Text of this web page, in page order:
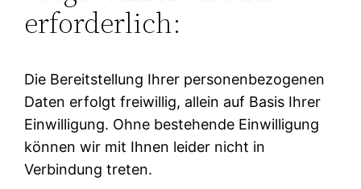
erforderlich:
Die Bereitstellung Ihrer personenbezogenen
Daten erfolgt freiwillig, allein auf Basis Ihrer
Einwilligung. Ohne bestehende Einwilligung
können wir mit Ihnen leider nicht in
Verbindung treten.